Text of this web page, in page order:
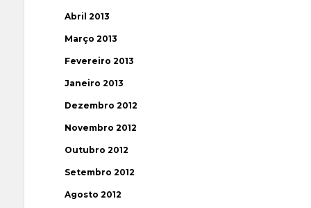
Abril 2013
Março 2013
Fevereiro 2013
Janeiro 2013
Dezembro 2012
Novembro 2012
Outubro 2012
Setembro 2012
Agosto 2012